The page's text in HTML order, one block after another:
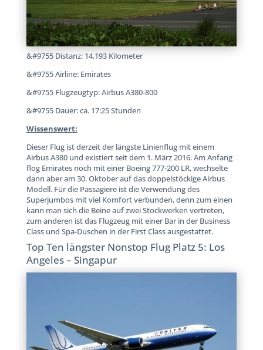
&#9755 Distanz: 14.193 Kilometer
&#9755 Airline: Emirates
&#9755 Flugzeugtyp: Airbus A380-800
&#9755 Dauer: ca. 17:25 Stunden
Wissenswert:
Dieser Flug ist derzeit der längste Linienflug mit einem
Airbus A380 und existiert seit dem 1. März 2016. Am Anfang
flog Emirates noch mit einer Boeing 777-200 LR, wechselte
dann aber am 30. Oktober auf das doppelstöckige Airbus
Modell. Für die Passagiere ist die Verwendung des
Superjumbos mit viel Komfort verbunden, denn zum einen
kann man sich die Beine auf zwei Stockwerken vertreten,
zum anderen ist das Flugzeug mit einer Bar in der Business
Class und Spa-Duschen in der First Class ausgestattet.
Top Ten längster Nonstop Flug Platz 5: Los
Angeles – Singapur